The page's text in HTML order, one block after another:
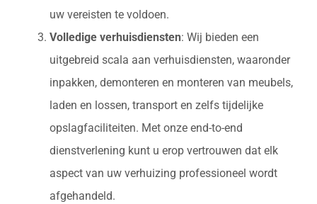
uw vereisten te voldoen.
Volledige verhuisdiensten: Wij bieden een
uitgebreid scala aan verhuisdiensten, waaronder
inpakken, demonteren en monteren van meubels,
laden en lossen, transport en zelfs tijdelijke
opslagfaciliteiten. Met onze end-to-end
dienstverlening kunt u erop vertrouwen dat elk
aspect van uw verhuizing professioneel wordt
afgehandeld.